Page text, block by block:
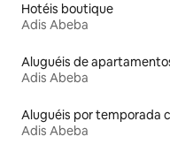
Hotéis boutique
Adis Abeba
Aluguéis de
Adis Abeba
Adis Abeba